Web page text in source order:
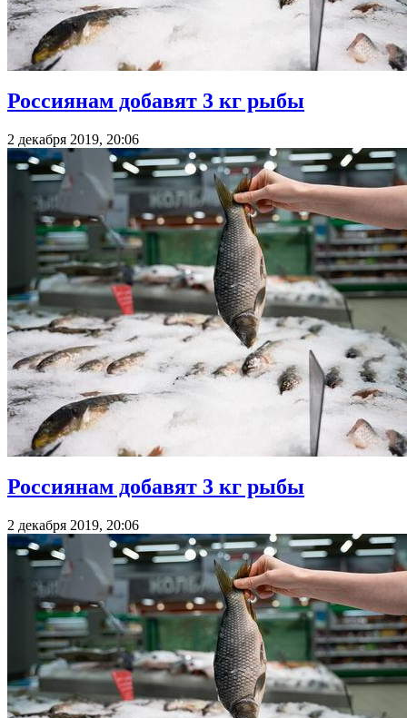
Россиянам добавят 3 кг рыбы
2 декабря 2019, 20:06
Россиянам добавят 3 кг рыбы
2 декабря 2019, 20:06